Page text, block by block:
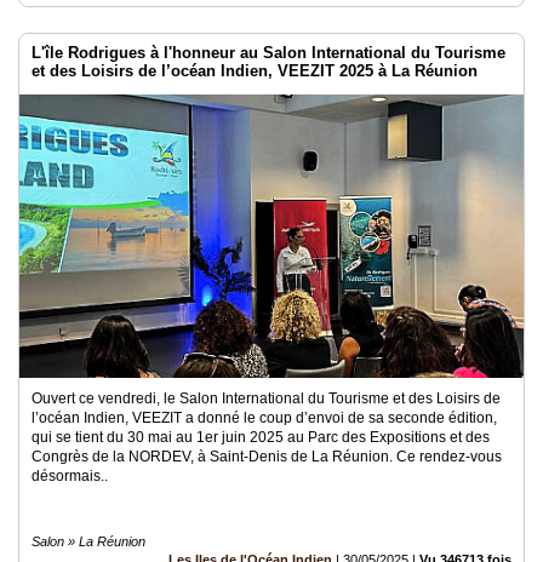
L'île Rodrigues à l'honneur au Salon International du Tourisme
et des Loisirs de l’océan Indien, VEEZIT 2025 à La Réunion
Ouvert ce vendredi, le Salon International du Tourisme et des Loisirs de
l’océan Indien, VEEZIT a donné le coup d’envoi de sa seconde édition,
qui se tient du 30 mai au 1er juin 2025 au Parc des Expositions et des
Congrès de la NORDEV, à Saint-Denis de La Réunion. Ce rendez-vous
désormais..
Salon » La Réunion